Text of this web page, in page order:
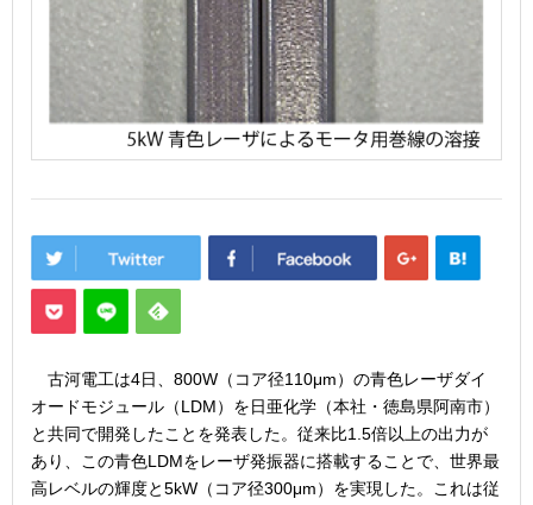
古河電工は4日、800W（コア径110μm）の青色レーザダイ
オードモジュール（LDM）を日亜化学（本社・徳島県阿南市）
と共同で開発したことを発表した。従来比1.5倍以上の出力が
あり、この青色LDMをレーザ発振器に搭載することで、世界最
高レベルの輝度と5kW（コア径300μm）を実現した。これは従